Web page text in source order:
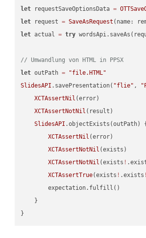
let requestSaveOptionsData =
let request = SaveAsRequest (name:
let actual = try
// Umwandlung von HTML in PPSX
let outPath =
"file.HTML"
SlidesAPI .savePresentation( "flie" ,
XCTAssertNil (error)
XCTAssertNotNil (result)
SlidesAPI
XCTAssertNil (error)
XCTAssertNotNil (exists)
XCTAssertNotNil (exists !
XCTAssertTrue(exists ! .exists !
        expectation.fulfill()
    }